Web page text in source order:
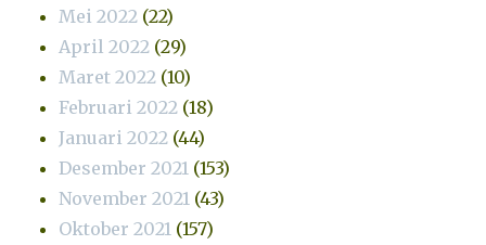
Mei 2022 (22)
April 2022 (29)
Maret 2022 (10)
Februari 2022 (18)
Januari 2022 (44)
Desember 2021 (153)
November 2021 (43)
Oktober 2021 (157)